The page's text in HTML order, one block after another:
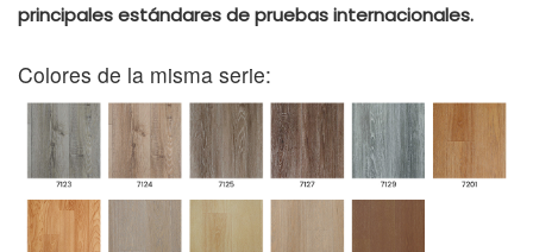
principales estándares de pruebas internacionales.
Colores de la misma serie: